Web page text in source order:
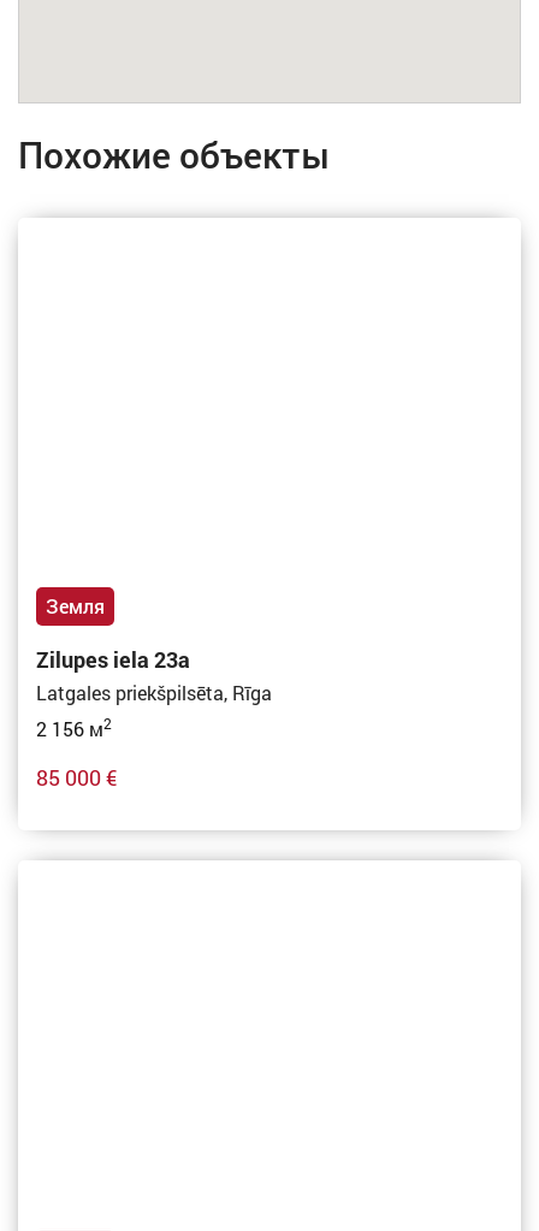
Похожие объекты
Земля
Zilupes iela 23a
Latgales priekšpilsēta, Rīga
2 156 м2
85 000 €